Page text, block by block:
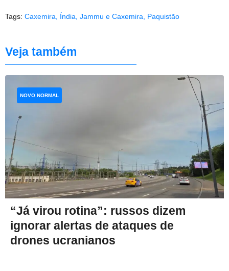
Tags: Caxemira, Índia, Jammu e Caxemira, Paquistão
Veja também
“Já virou rotina”: russos dizem
ignorar alertas de ataques de
drones ucranianos
NOVO NORMAL